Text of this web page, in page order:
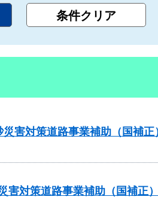
害対策道路事業補助（国補
対策道路事業補助（国補正